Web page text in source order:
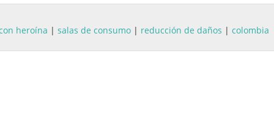
heroína | salas de consumo | reducción de daños | colombia